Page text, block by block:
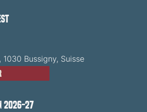
Bussigny, Suisse
2026-27